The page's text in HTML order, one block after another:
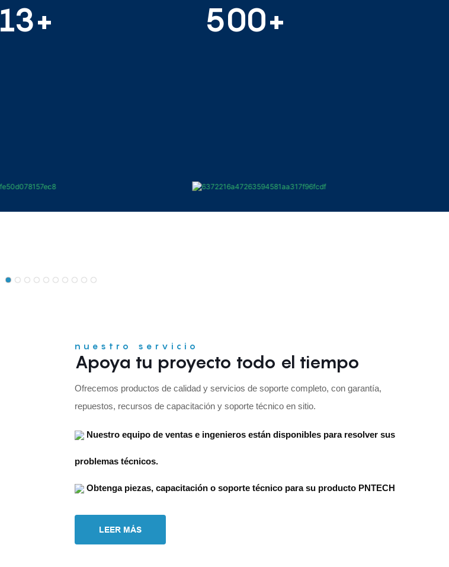
13+ 500+
nuestro servicio
Apoya tu proyecto todo el tiempo
Ofrecemos productos de calidad y servicios de soporte completo, con garantía,
repuestos, recursos de capacitación y soporte técnico en sitio.
Nuestro equipo de ventas e ingenieros están disponibles para resolver sus
problemas técnicos.
Obtenga piezas, capacitación o soporte técnico para su producto PNTECH
LEER MÁS